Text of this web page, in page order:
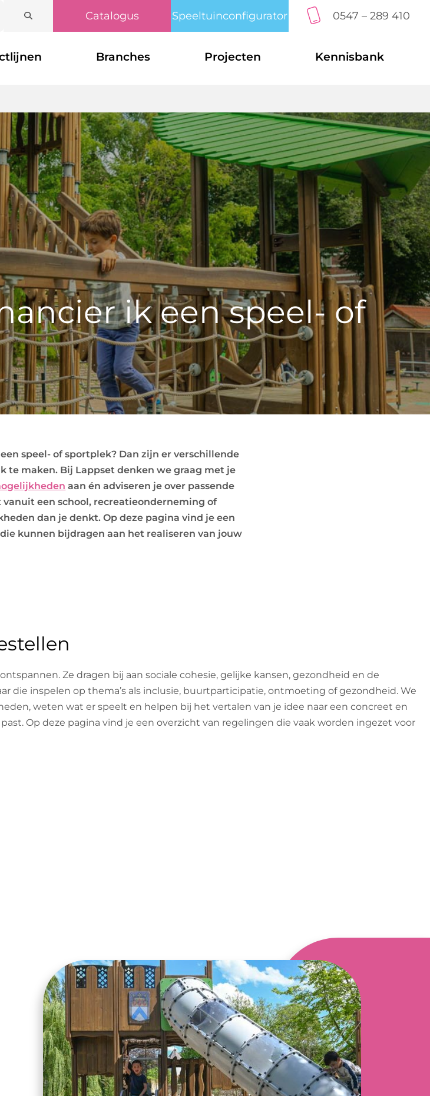
0547 – 289 410
Speeltuinconfigurator
Catalogus
Branches Projecten Kennisbank
ik een speel- of
speel- of sportplek? Dan zijn er verschillende
te maken. Bij Lappset denken we graag met je
aan én adviseren je over passende
een school, recreatieonderneming of
dan je denkt. Op deze pagina vind je een
kunnen bijdragen aan het realiseren van jouw
Ze dragen bij aan sociale cohesie, gelijke kansen, gezondheid en de
die inspelen op thema’s als inclusie, buurtparticipatie, ontmoeting of gezondheid. We
weten wat er speelt en helpen bij het vertalen van je idee naar een concreet en
Op deze pagina vind je een overzicht van regelingen die vaak worden ingezet voor